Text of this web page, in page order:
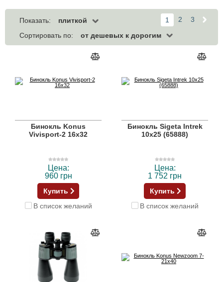
1 2 3
Показать:
плиткой
Сортировать по:
от дешевых к дорогим
Бинокль Konus
Vivisport-2 16x32
Цена:
960 грн
Купить
В список желаний
Бинокль Sigeta Intrek
10x25 (65888)
Цена:
1 752 грн
Купить
В список желаний